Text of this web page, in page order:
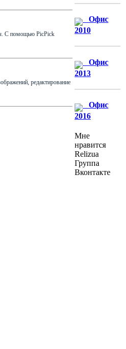
С помощью PicPick
редактирование
Офис
2010
Офис
2013
Офис
2016
Мне
нравится
Relizua
Группа
Вконтакте